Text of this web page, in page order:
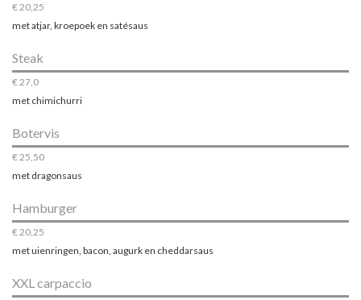
€ 20,25
met atjar, kroepoek en satésaus
Steak
€ 27,0
met chimichurri
Botervis
€ 25,50
met dragonsaus
Hamburger
€ 20,25
met uienringen, bacon, augurk en cheddarsaus
XXL carpaccio